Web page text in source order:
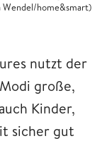
Wendel/home&smart)
nutzt der
große,
Kinder,
sicher gut